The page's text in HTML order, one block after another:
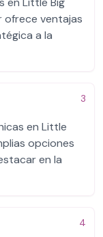
ofrece ventajas
a la
3
en Little
opciones
en la
4